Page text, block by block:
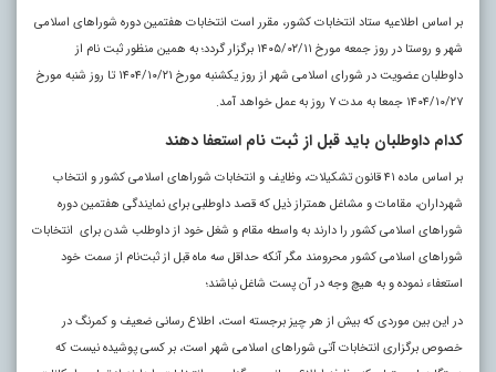
بر اساس اطلاعیه ستاد انتخابات کشور، مقرر است انتخابات هفتمین دوره شوراهای اسلامی
شهر و روستا در روز جمعه مورخ ۱۴۰۵/۰۲/۱۱ برگزار گردد؛ به همین منظور ثبت نام از
داوطلبان عضویت در شورای اسلامی شهر از روز یکشنبه مورخ ۱۴۰۴/۱۰/۲۱ تا روز شنبه مورخ
۱۴۰۴/۱۰/۲۷ جمعا به مدت ۷ روز به عمل خواهد آمد.
کدام داوطلبان باید قبل از ثبت نام استعفا دهند
بر اساس ماده ۴۱ قانون تشکیلات، وظایف و انتخابات شوراهای اسلامی کشور و انتخاب
شهرداران، مقامات و مشاغل همتراز ذیل که قصد داوطلبی برای نمایندگی هفتمین دوره
شوراهای اسلامی کشور را دارند به واسطه مقام و شغل خود از داوطلب شدن برای انتخابات
شوراهای اسلامی کشور محرومند مگر آنکه حداقل سه ماه قبل از ثبت‌نام از سمت خود
استعفاء نموده و به هیچ وجه در آن پست شاغل نباشند؛
در این بین موردی که بیش از هر چیز برجسته است، اطلاع رسانی ضعیف و کمرنگ در
خصوص برگزاری انتخابات آتی شوراهای اسلامی شهر است، بر کسی پوشیده نیست که